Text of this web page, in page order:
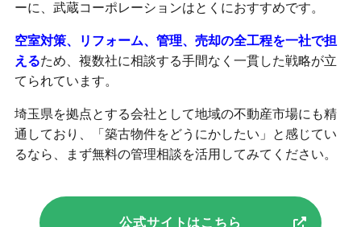
ーに、武蔵コーポレーションはとくにおすすめです。
空室対策、リフォーム、管理、売却の全工程を一社で担
えるため、複数社に相談する手間なく一貫した戦略が立
てられています。
埼玉県を拠点とする会社として地域の不動産市場にも精
通しており、「築古物件をどうにかしたい」と感じてい
るなら、まず無料の管理相談を活用してみてください。
公式サイトはこちら